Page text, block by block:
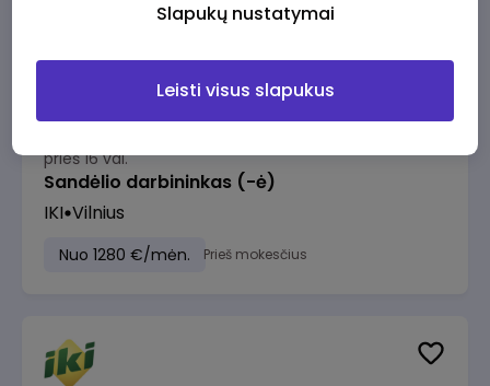
3000 - 3650 €/mėn. Prieš mokesčius
prieš 16 val.
Sandėlio darbininkas (-ė)
IKI Vilnius
Nuo 1280 €/mėn. Prieš mokesčius
Slapukų nustatymai
Leisti visus slapukus